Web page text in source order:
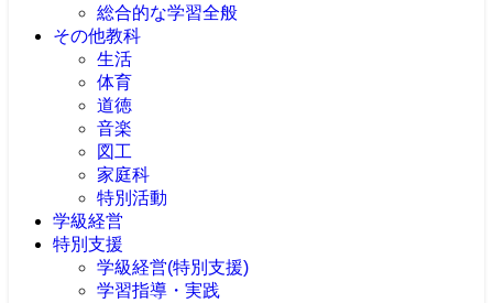
総合的な学習全般
その他教科
生活
体育
道徳
音楽
図工
家庭科
特別活動
学級経営
特別支援
学級経営(特別支援)
学習指導・実践